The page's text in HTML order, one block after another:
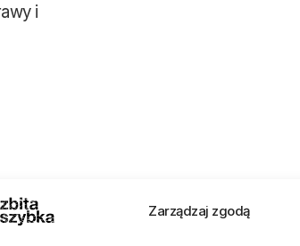
Zarządzaj zgodą
i